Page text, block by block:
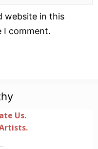
website in this
I comment.